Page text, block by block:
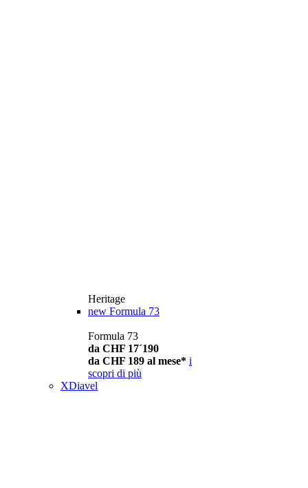
Heritage
new Formula 73
Formula 73
da CHF 17´190
da CHF 189 al mese* i
scopri di più
XDiavel